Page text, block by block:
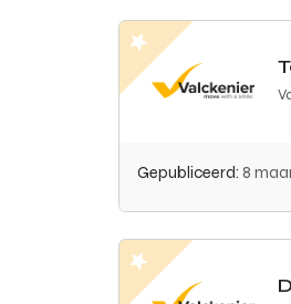
Gepubliceerd: 8